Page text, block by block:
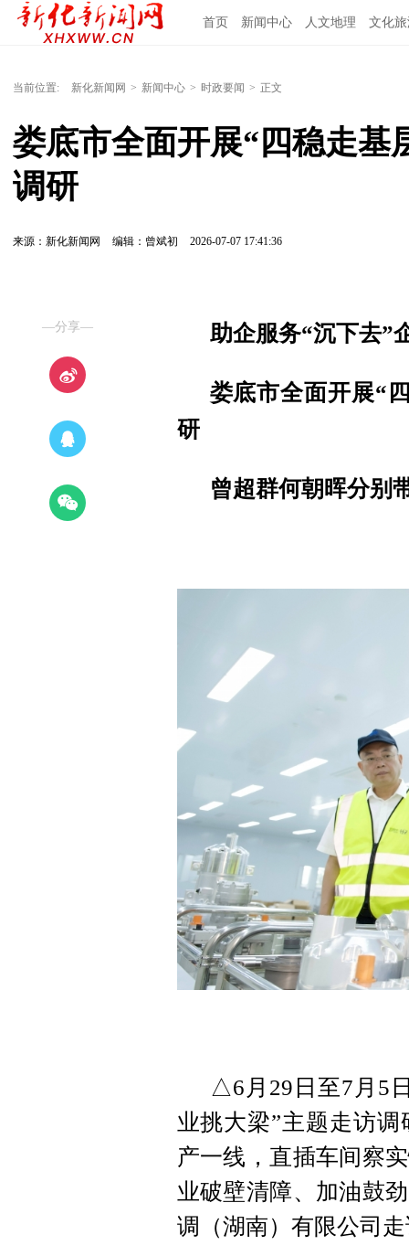
首页 新闻中心 人文地理 文化
当前位置: 新化新闻网 > 新闻中心 > 时政要闻 > 正文
娄底市全面开展“四稳走基
调研
来源：新化新闻网 编辑：曾斌初 2026-07-07 17:41:36
—分享— 助企服务“沉下去”
娄底市全面开展“
研
曾超群何朝晖分别
△6月29日至7月5
业挑大梁”主题走访
产一线，直插车间察
业破壁清障、加油鼓
调（湖南）有限公司